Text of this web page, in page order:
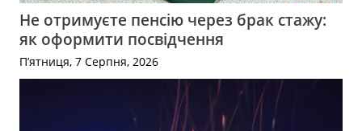
Не отримуєте пенсію через брак стажу:
як оформити посвідчення
П’ятниця, 7 Серпня, 2026